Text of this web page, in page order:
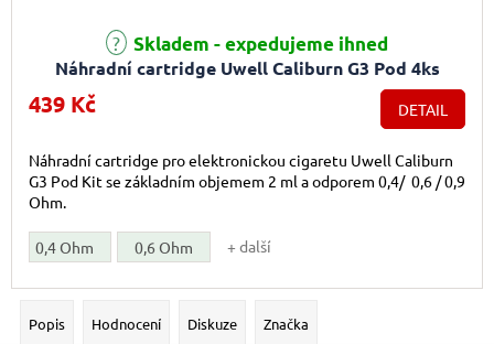
Náhradní cartridge Uwell Caliburn G3 Pod 4ks
Skladem - expedujeme ihned
439 Kč DETAIL
Náhradní cartridge pro elektronickou cigaretu Uwell Caliburn
G3 Pod Kit se základním objemem 2 ml a odporem 0,4/ 0,6 / 0,9
Ohm.
0,4 Ohm 0,6 Ohm + další
Popis Hodnocení Diskuze Značka